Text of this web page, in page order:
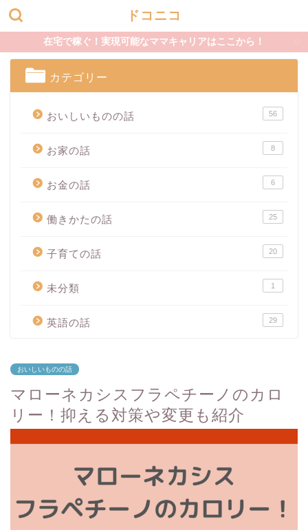
ドコニコ
在宅で稼ぐ！実現可能なママキャリアはここから！
カテゴリー
おいしいものの話 56
お家の話 8
お金の話 6
働きかたの話 25
子育ての話 20
未分類 1
英語の話 29
おいしいものの話
マローネカシスフラペチーノのカロ
リー！抑える対策や変更も紹介